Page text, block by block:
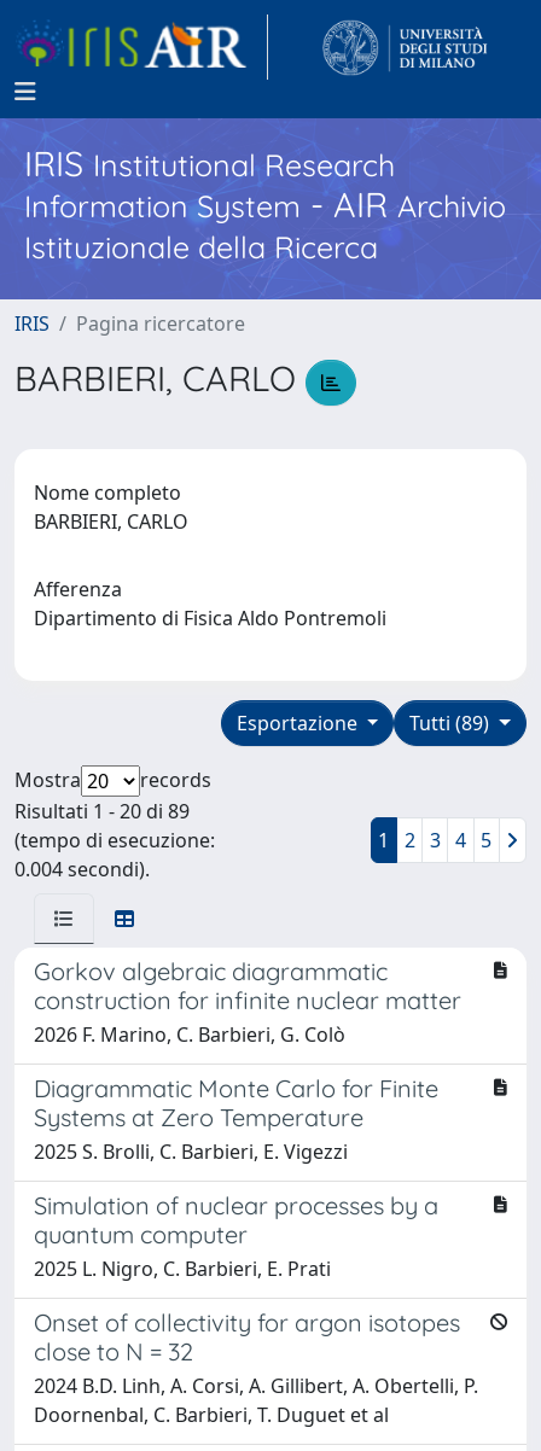
IRISInstitutional Research
Information System - AIR Archivio
Istituzionale della Ricerca
IRIS Pagina ricercatore
BARBIERI, CARLO
Nome completo
BARBIERI, CARLO
Afferenza
Dipartimento di Fisica Aldo Pontremoli
Tutti (89)
Esportazione
Mostra
records
Risultati 1 - 20 di 89
(tempo di esecuzione:
0.004 secondi).
1 2 3 4 5
Gorkov algebraic diagrammatic
construction for infinite nuclear matter
2026 F. Marino, C. Barbieri, G. Colò
Diagrammatic Monte Carlo for Finite
Systems at Zero Temperature
2025 S. Brolli, C. Barbieri, E. Vigezzi
Simulation of nuclear processes by a
quantum computer
2025 L. Nigro, C. Barbieri, E. Prati
Onset of collectivity for argon isotopes
close to N = 32
2024 B.D. Linh, A. Corsi, A. Gillibert, A. Obertelli, P.
Doornenbal, C. Barbieri, T. Duguet et al